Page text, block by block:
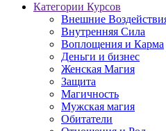
Категории Курсов
Внешние
Внутренняя Сила
Воплощения и Карма
Деньги и бизнес
Женская Магия
Защита
Магичность
Мужская магия
Обитатели